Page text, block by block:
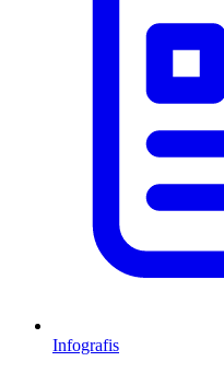
Infografis